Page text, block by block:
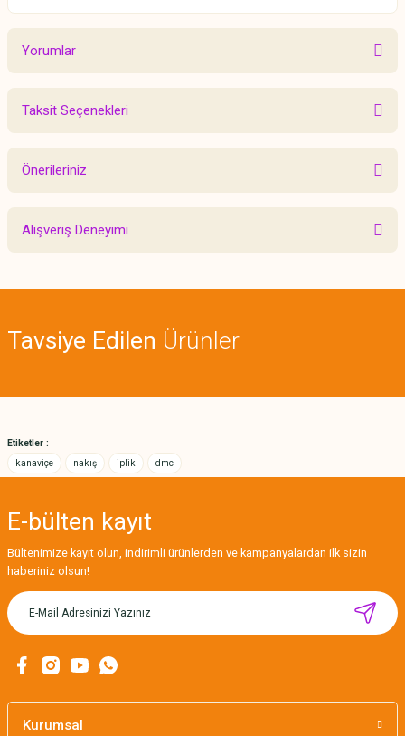
Yorumlar
Taksit Seçenekleri
Önerileriniz
Bu ürünün fiyat bilgisi, resim, ürün açıklamalarında ve diğer konularda
yetersiz gördüğünüz noktaları öneri formunu kullanarak tarafımıza
Ürün açıklamasında eksik bilgiler bulunuyor.
Alışveriş Deneyimi
Tavsiye Edilen Ürünler
MIKNATISLI İĞNE TUTUCU-BAHAR
Etiketler :
kanaviçe
nakış iplik dmc
E-bülten kayıt
Bültenimize kayıt olun, indirimli ürünlerden ve kampanyalardan ilk sizin
haberiniz olsun!
Kurumsal